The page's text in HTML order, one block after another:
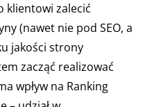
klientowi zalecić
(nawet nie pod SEO, a
jakości strony
zacząć realizować
wpływ na Ranking